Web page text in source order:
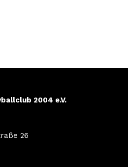
2004 e.V.
26